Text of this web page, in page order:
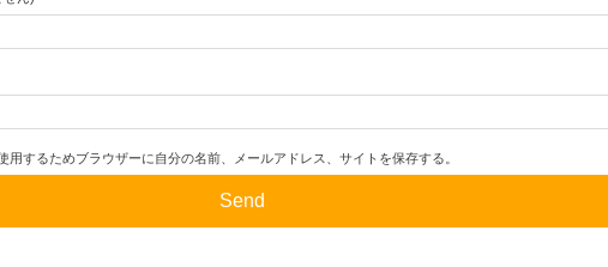
用するためブラウザーに自分の名前、メールアドレス、サイトを保存する。